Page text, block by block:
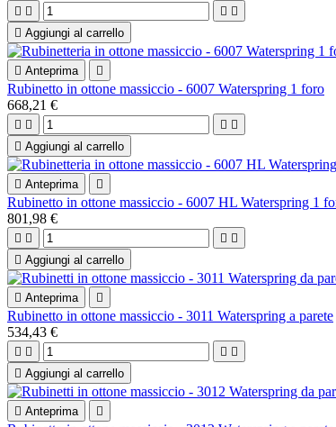
   
 Aggiungi al carrello
 Anteprima 
Rubinetto in ottone massiccio - 6007 Waterspring 1 foro
668,21 €
   
 Aggiungi al carrello
 Anteprima 
Rubinetto in ottone massiccio - 6007 HL Waterspring 1
801,98 €
   
 Aggiungi al carrello
 Anteprima 
Rubinetto in ottone massiccio - 3011 Waterspring a parete
534,43 €
   
 Aggiungi al carrello
 Anteprima 